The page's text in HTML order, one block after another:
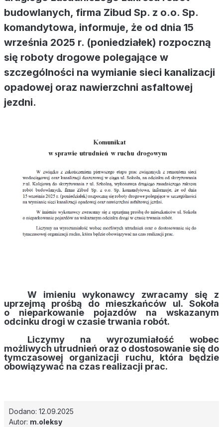
budowlanych, firma Zibud Sp. z o.o. Sp.
komandytowa, informuje, że od dnia 15
września 2025 r. (poniedziałek) rozpoczną
się roboty drogowe polegające w
szczególności na wymianie sieci kanalizacji
opadowej oraz nawierzchni asfaltowej
jezdni.
W imieniu wykonawcy zwracamy się z
uprzejmą prośbą do mieszkańców ul. Sokoła
o nieparkowanie pojazdów na wskazanym
odcinku drogi w czasie trwania robót.
Liczymy na wyrozumiałość wobec
możliwych utrudnień oraz o dostosowanie się do
tymczasowej organizacji ruchu, która będzie
obowiązywać na czas realizacji prac.
Dodano: 12.09.2025
Autor: m.oleksy